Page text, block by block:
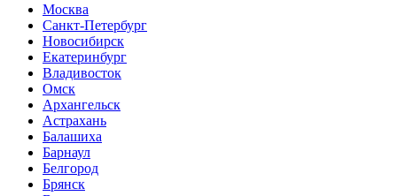
Москва
Санкт-Петербург
Новосибирск
Екатеринбург
Владивосток
Омск
Архангельск
Астрахань
Балашиха
Барнаул
Белгород
Брянск